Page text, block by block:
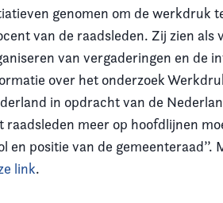
genomen om de werkdruk
van de raadsleden. Zij zien
van vergaderingen en de
over het onderzoek
in opdracht van de
raadsleden meer op hoofdlijnen
en positie van de
link.